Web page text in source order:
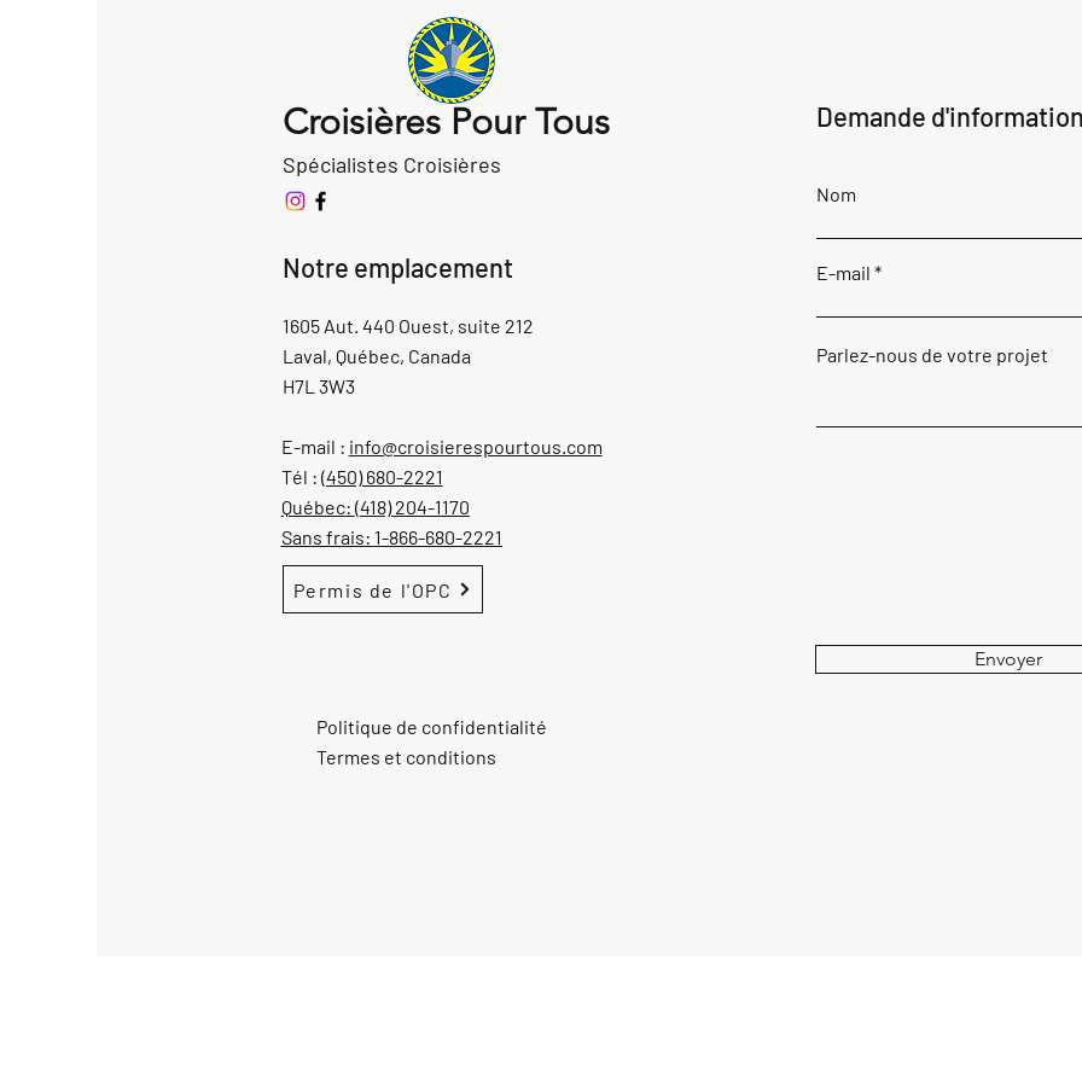
Croisières Pour Tous
Spécialistes Croisières
Notre emplacement
1605 Aut. 440 Ouest, suite 212
Laval, Québec, Canada
H7L 3W3
E-mail : info@croisierespourtous.com
Tél : (450) 680-2221
Québec: (418) 204-1170
Sans frais: 1-866-680-2221
Permis de l'OPC
Demande
Nom
E-mail
Parlez-nous de votre projet
Envoyer
Politique de confidentialité
Termes et conditions